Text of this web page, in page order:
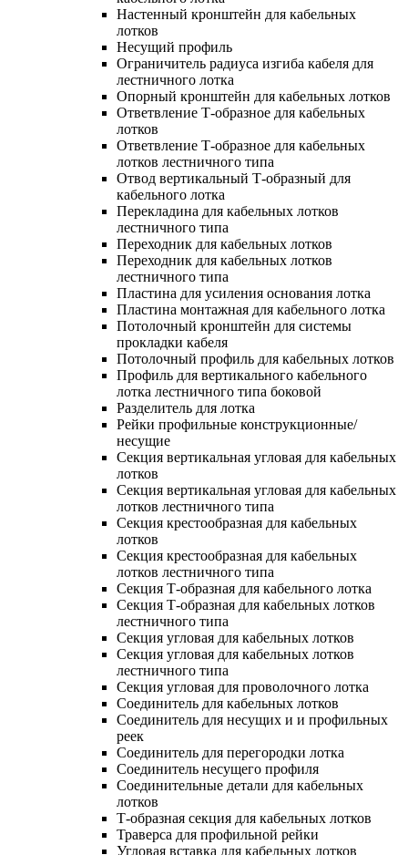
Настенный кронштейн для кабельных
лотков
Несущий профиль
Ограничитель радиуса изгиба кабеля для
лестничного лотка
Опорный кронштейн для кабельных лотков
Ответвление Т-образное для кабельных
лотков
Ответвление Т-образное для кабельных
лотков лестничного типа
Отвод вертикальный Т-образный для
кабельного лотка
Перекладина для кабельных лотков
лестничного типа
Переходник для кабельных лотков
Переходник для кабельных лотков
лестничного типа
Пластина для усиления основания лотка
Пластина монтажная для кабельного лотка
Потолочный кронштейн для системы
прокладки кабеля
Потолочный профиль для кабельных лотков
Профиль для вертикального кабельного
лотка лестничного типа боковой
Разделитель для лотка
Рейки профильные конструкционные/
несущие
Секция вертикальная угловая для кабельных
лотков
Секция вертикальная угловая для кабельных
лотков лестничного типа
Секция крестообразная для кабельных
лотков
Секция крестообразная для кабельных
лотков лестничного типа
Секция Т-образная для кабельного лотка
Секция Т-образная для кабельных лотков
лестничного типа
Секция угловая для кабельных лотков
Секция угловая для кабельных лотков
лестничного типа
Секция угловая для проволочного лотка
Соединитель для кабельных лотков
Соединитель для несущих и и профильных
реек
Соединитель для перегородки лотка
Соединитель несущего профиля
Соединительные детали для кабельных
лотков
Т-образная секция для кабельных лотков
Траверса для профильной рейки
Угловая вставка для кабельных лотков